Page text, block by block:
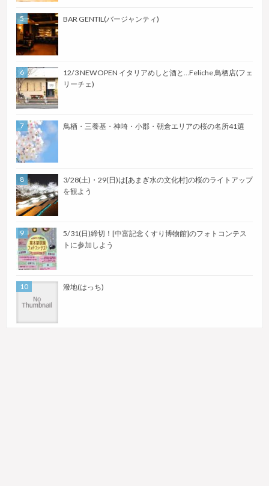
BAR GENTIL(バージャンティ)
12/3 NEWOPEN イタリアめしと酒と…Feliche 鳥栖店(フェ
リーチェ)
鳥栖・三養基・神埼・小郡・朝倉エリアの桜の名所41選
3/28(土)・29(日)は[あまぎ水の文化村]の桜のライトアップ
を観よう
5/31(日)締切！[中富記念くすり博物館]のフォトコンテス
トに参加しよう
潑地(はっち)